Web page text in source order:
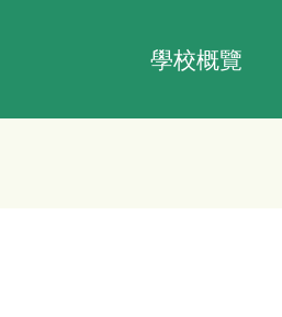
navigation
學校概覽